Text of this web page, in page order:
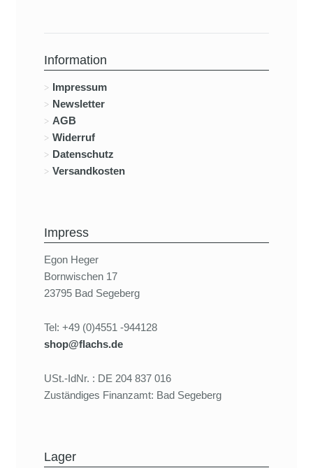
Information
Impressum
Newsletter
AGB
Widerruf
Datenschutz
Versandkosten
Impress
Egon Heger
Bornwischen 17
23795 Bad Segeberg
Tel: +49 (0)4551 -944128
shop@flachs.de
USt.-IdNr. : DE 204 837 016
Zuständiges Finanzamt: Bad Segeberg
Lager